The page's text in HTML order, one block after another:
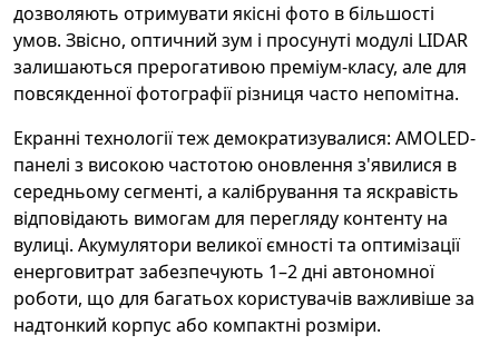
дозволяють отримувати якісні фото в більшості
умов. Звісно, оптичний зум і просунуті модулі LIDAR
залишаються прерогативою преміум-класу, але для
повсякденної фотографії різниця часто непомітна.
Екранні технології теж демократизувалися: AMOLED-
панелі з високою частотою оновлення з'явилися в
середньому сегменті, а калібрування та яскравість
відповідають вимогам для перегляду контенту на
вулиці. Акумулятори великої ємності та оптимізації
енерговитрат забезпечують 1–2 дні автономної
роботи, що для багатьох користувачів важливіше за
надтонкий корпус або компактні розміри.